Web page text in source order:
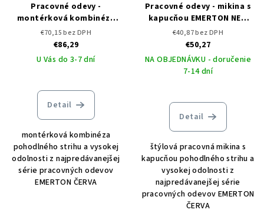
Pracovné odevy -
montérková kombinéza
EMERTON ČERVA
€70,15 bez DPH
€86,29
U Vás do 3-7 dní
Detail
montérková kombinéza
pohodlného strihu a vysokej
odolnosti z najpredávanejšej
série pracovných odevov
EMERTON ČERVA
Pracovné odevy - mikina s
kapucňou EMERTON NEW
ČERVA
€40,87 bez DPH
€50,27
NA OBJEDNÁVKU - doručenie
7-14 dní
Detail
štýlová pracovná mikina s
kapucňou pohodlného strihu a
vysokej odolnosti z
najpredávanejšej série
pracovných odevov EMERTON
ČERVA